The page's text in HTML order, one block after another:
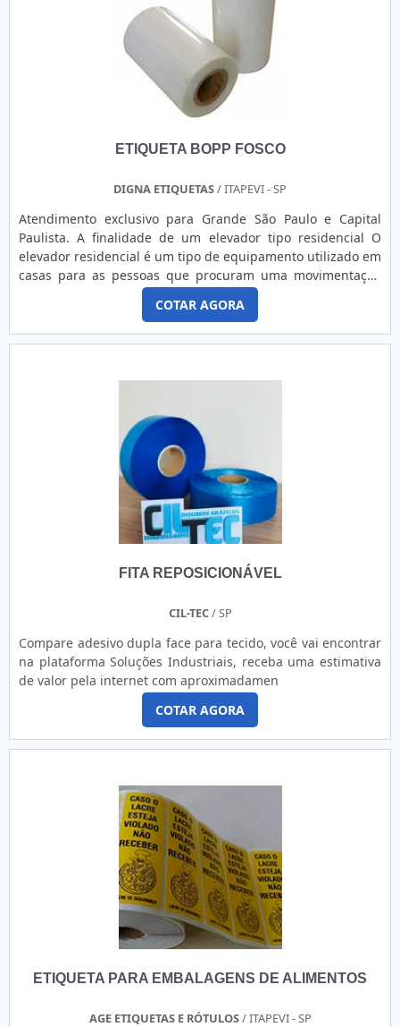
automação comercial em uma empresa responsável,
descobre a Tag Color. A empresa trabalha com etiquetas em
bobina e rótulos automotivos, garantindo a satisfação da
venda à entrega final, com foco total na qualidade.Não
obstante, quando falamos em etiqueta para automação
comercial, é importante buscar uma empresa que tenha
pontos importantes que ficam de fora no planejamento de
outros fatores.Existem muitas formas diferentes de
atuação. Os motivos pelos quais a Tag Color é referência
quando o assunto for etiqueta para automação comercial:
Comprometida com os serviços; Responsável; Altamente
qualificada; Inovadora; Segura. QUALIDADES E PONTOS
FORTES DA EMPRESASomente na Tag Color existe o que há
de melhor em etiqueta para automação comercial.
Prezando pelo que há de mais moderno, traz inovações e
assistência técnica.É reconhecida por ser comprometida
alcançados por conter escritório de alta qualidade onde são
realizadas as atividades e equipamentos de última
geração. Tudo isso, unido a um time de colaboradores
proativos e profissionais treinados para confecção,
manutenção e venda de produtos e manuseio de etiquetas
e rótulos, garante uma entrega de excelência de ponta a
ETIQUETA BOPP FOSCO
DIGNA ETIQUETAS/ ITAPEVI - SP
Atendimento exclusivo para Grande São Paulo e Capital
Paulista. A finalidade de um elevador tipo residencial O
elevador residencial é um tipo de equipamento utilizado em
casas para as pessoas que procuram uma movimentação
acessível cabe em qualquer tipo de bolso, além de possuir
excelente qualidade. Benefícios - Mais qualidade em termos
de movimentação; - Preço acessíve....
COTAR AGORA
FITA REPOSICIONÁVEL
CIL-TEC/ SP
Compare adesivo dupla face para tecido, você vai encontrar
na plataforma Soluções Industriais, receba uma estimativa
de valor pela internet com aproximadamen
COTAR AGORA
ETIQUETA PARA EMBALAGENS DE ALIMENTOS
AGE ETIQUETAS E RÓTULOS/ ITAPEVI - SP